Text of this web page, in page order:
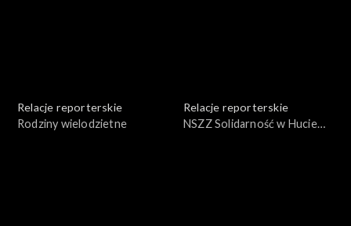
Relacje reporterskie
Rodziny wielodzietne
Relacje reporterskie
NSZZ Solidarność w Hucie